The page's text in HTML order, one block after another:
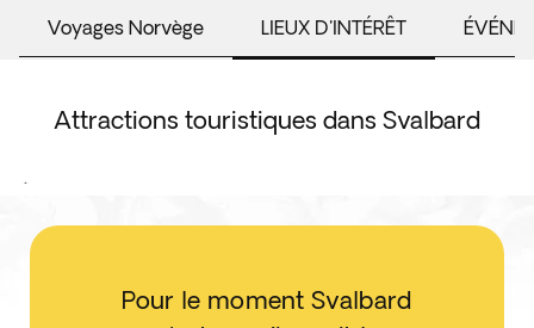
Voyages Norvège LIEUX D'INTÉRÊT
Attractions touristiques dans Svalbard
.
Pour le moment Svalbard